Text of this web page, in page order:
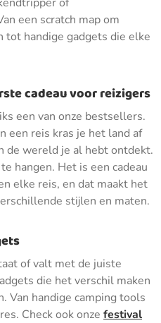
een scratch map om
tot handige gadgets die elke
cadeau voor reizigers
een van onze bestsellers.
een reis kras je het land af
de wereld je al hebt ontdekt.
hangen. Het is een cadeau
elke reis, en dat maakt het
stijlen en maten.
of valt met de juiste
die het verschil maken
Van handige camping tools
Check ook onze festival